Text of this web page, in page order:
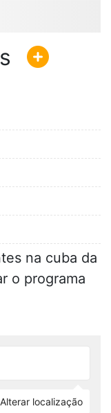
na cuba da
o programa